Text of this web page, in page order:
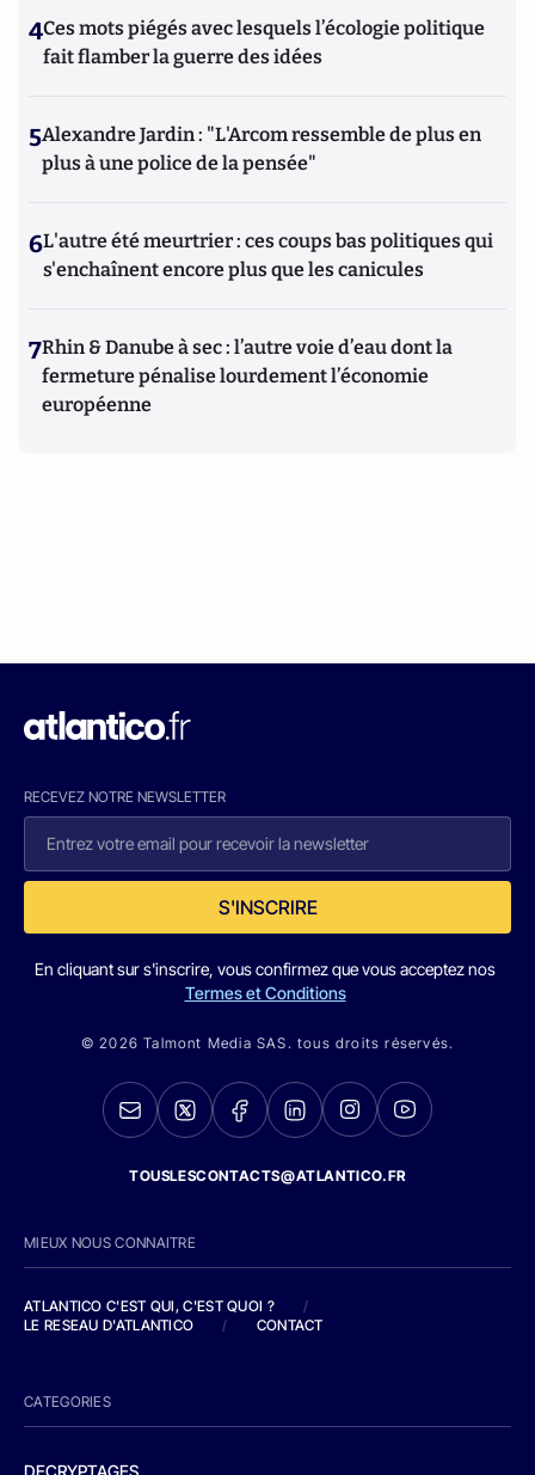
4Ces mots piégés avec lesquels l’écologie politique
fait flamber la guerre des idées
5Alexandre Jardin : "L'Arcom ressemble de plus en
plus à une police de la pensée"
6L'autre été meurtrier : ces coups bas politiques qui
s'enchaînent encore plus que les canicules
7Rhin & Danube à sec : l’autre voie d’eau dont la
fermeture pénalise lourdement l’économie
européenne
RECEVEZ NOTRE NEWSLETTER
S'INSCRIRE
En cliquant sur s'inscrire, vous confirmez que vous acceptez nos
Termes et Conditions
© 2026 Talmont Media SAS. tous droits réservés.
TOUSLESCONTACTS@ATLANTICO.FR
MIEUX NOUS CONNAITRE
ATLANTICO C'EST QUI, C'EST QUOI ?
/
LE RESEAU D'ATLANTICO
/ CONTACT
CATEGORIES
DECRYPTAGES